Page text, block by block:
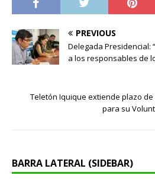
PREVIOUS
Delegada Presidencial:
a los responsables de
Teletón Iquique extiende plazo
para su
BARRA LATERAL (SIDEBAR)